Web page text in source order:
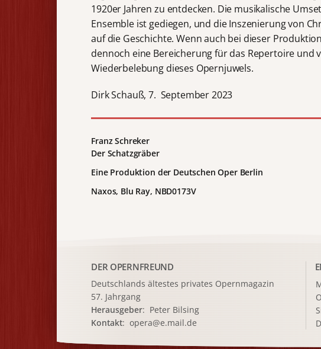
1920er Jahren zu entdecken. Die musikalische
Ensemble ist gediegen, und die Inszenierung von
auf die Geschichte. Wenn auch bei dieser
dennoch eine Bereicherung für das Repertoire und
Wiederbelebung dieses Opernjuwels.
Dirk Schauß, 7. September 2023
Franz Schreker
Der Schatzgräber
Eine Produktion der Deutschen Oper Berlin
Naxos, Blu Ray, NBD0173V
DER OPERNFREUND
Deutschlands ältestes privates Opernmagazin
57. Jahrgang
Herausgeber: Peter Bilsing
Kontakt:opera@e.mail.de